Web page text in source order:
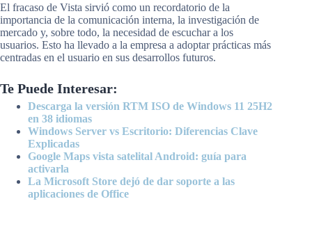
El fracaso de Vista sirvió como un recordatorio de la
importancia de la comunicación interna, la investigación de
mercado y, sobre todo, la necesidad de escuchar a los
usuarios. Esto ha llevado a la empresa a adoptar prácticas más
centradas en el usuario en sus desarrollos futuros.
Te Puede Interesar:
Descarga la versión RTM ISO de Windows 11 25H2
en 38 idiomas
Windows Server vs Escritorio: Diferencias Clave
Explicadas
Google Maps vista satelital Android: guía para
activarla
La Microsoft Store dejó de dar soporte a las
aplicaciones de Office